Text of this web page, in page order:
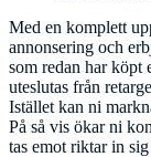
Med en komplett
annonsering och
som redan har
uteslutas från
Istället kan ni
På så vis ökar ni
tas emot riktar in